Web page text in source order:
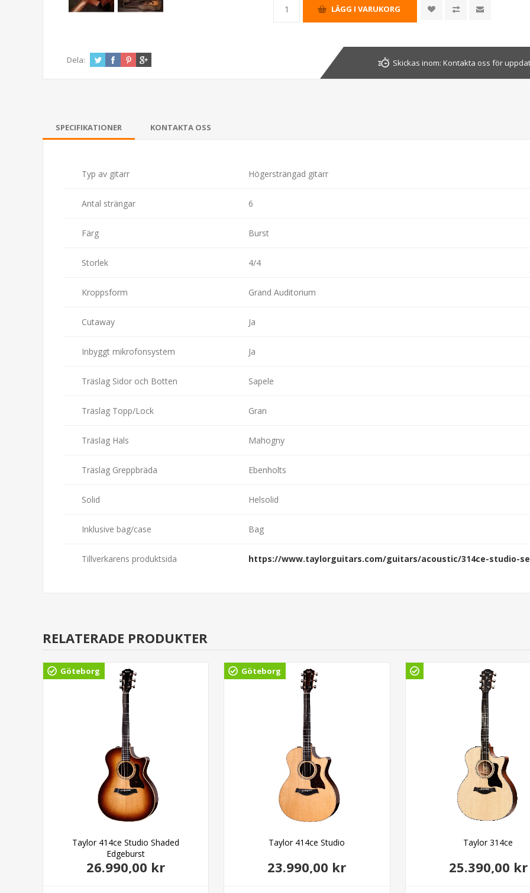
Dela: Skickas inom: Kontakta oss för
SPECIFIKATIONER KONTAKTA OSS
Typ av gitarr Högersträngad gitarr
Antal strängar 6
Färg Burst
Storlek 4/4
Kroppsform Grand Auditorium
Cutaway Ja
Inbyggt mikrofonsystem Ja
Träslag Sidor och Botten Sapele
Träslag Topp/Lock Gran
Träslag Hals Mahogny
Träslag Greppbräda Ebenholts
Solid Helsolid
Inklusive bag/case Bag
Tillverkarens produktsida https://www.taylorguitars.com/guitars/acoustic/314ce-studio-
RELATERADE PRODUKTER
Göteborg
Taylor 414ce Studio Shaded
Edgeburst
26.990,00 kr
Göteborg
Taylor 414ce Studio
23.990,00 kr
Taylor 314ce
25.390,00 kr